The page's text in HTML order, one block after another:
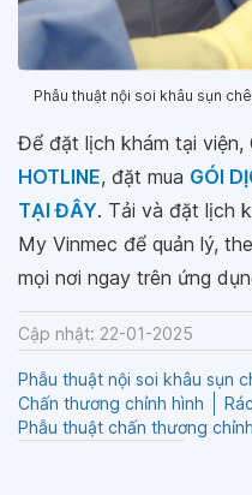
Phẫu thuật nội soi khâu sụn
Để đặt lịch khám tại viện,
HOTLINE, đặt mua GÓI
TẠI ĐÂY. Tải và đặt lịch
My Vinmec để quản lý,
mọi nơi ngay trên ứng
Cập nhật: 22-01-2025
Phẫu thuật nội soi khâu sụn
Chấn thương chỉnh hình
Phẫu thuật chấn thương